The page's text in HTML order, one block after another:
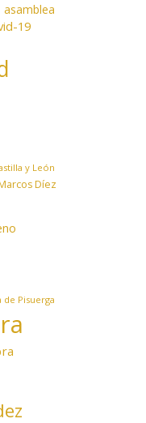
asamblea
19
y León
Díez
de Pisuerga